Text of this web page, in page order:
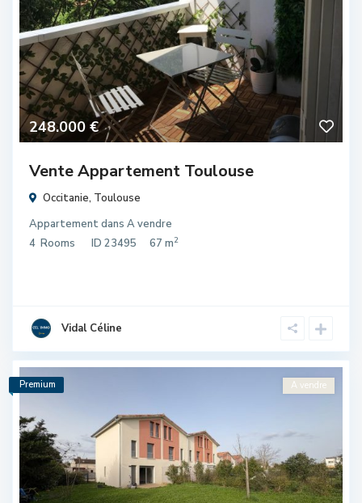
248.000 €
Vente Appartement Toulouse
Occitanie, Toulouse
Appartementdans A vendre
4 Rooms ID 23495 67 m2
Vidal Céline
A vendre
Premium